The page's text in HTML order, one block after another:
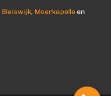
Bleiswijk, Moerkapelle en